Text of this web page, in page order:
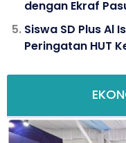
dengan Ekraf
Siswa SD Plus Al
Peringatan HUT